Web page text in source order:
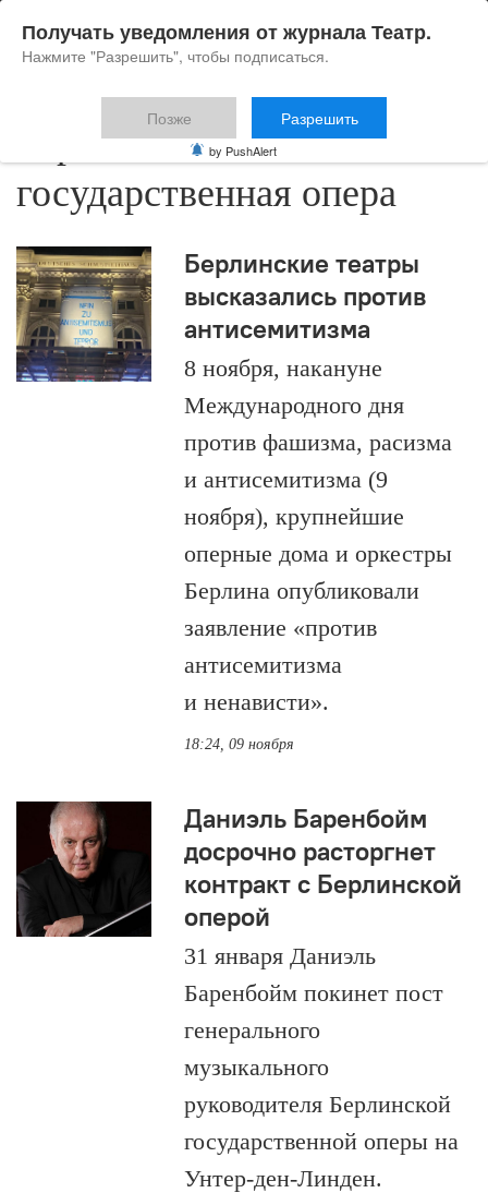
Берлинская
государственная опера
Берлинские театры
высказались против
антисемитизма
8 ноября, накануне
Международного дня
против фашизма, расизма
и антисемитизма (9
ноября), крупнейшие
оперные дома и оркестры
Берлина опубликовали
заявление «против
антисемитизма
и ненависти».
18:24, 09 ноября
Даниэль Баренбойм
досрочно расторгнет
контракт с Берлинской
оперой
31 января Даниэль
Баренбойм покинет пост
генерального
музыкального
руководителя Берлинской
государственной оперы на
Унтер-ден-Линден.
Получать уведомления от журнала Театр.
Нажмите "Разрешить", чтобы подписаться.
Позже Разрешить
by PushAlert